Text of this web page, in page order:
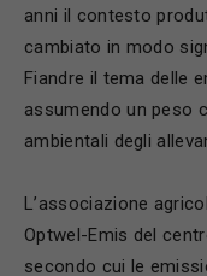
anni il contesto
cambiato in modo
Fiandre il tema delle
assumendo un peso
ambientali degli
L’associazione
Optwel-Emis del
secondo cui le